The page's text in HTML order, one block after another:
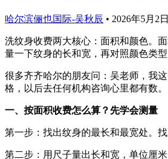
哈尔滨俪也国际-吴秋辰 • 2026年5月2
洗纹身收费两大核心：面积和颜色。
量一下纹身的长和宽，再对照颜色类
很多齐齐哈尔的朋友问：吴老师，我
格，以后去任何机构咨询心里都有数。
一、按面积收费怎么算？先学会测量
第一步：找出纹身的最长和最宽处。
第二步：用尺子量出长和宽，单位厘米